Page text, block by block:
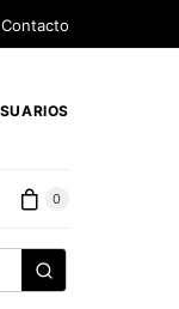
Contacto
0